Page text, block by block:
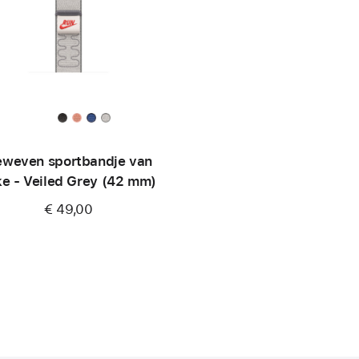
sportbandje van
- Veiled Grey (42 mm)
€ 49,00